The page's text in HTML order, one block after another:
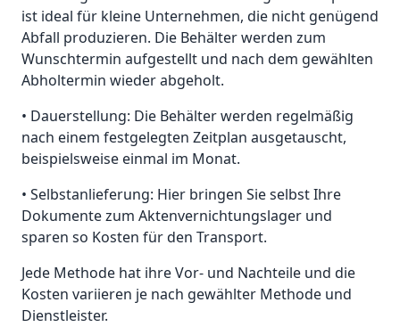
ist ideal für kleine Unternehmen, die nicht genügend
Abfall produzieren. Die Behälter werden zum
Wunschtermin aufgestellt und nach dem gewählten
Abholtermin wieder abgeholt.
• Dauerstellung: Die Behälter werden regelmäßig
nach einem festgelegten Zeitplan ausgetauscht,
beispielsweise einmal im Monat.
• Selbstanlieferung: Hier bringen Sie selbst Ihre
Dokumente zum Aktenvernichtungslager und
sparen so Kosten für den Transport.
Jede Methode hat ihre Vor- und Nachteile und die
Kosten variieren je nach gewählter Methode und
Dienstleister.